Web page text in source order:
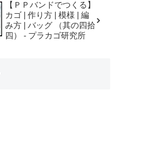
mesh bag/tutorial - そろ
そろはじめよう
☆crochet
【ＰＰバンドでつくる】
カゴ | 作り方 | 模様 | 編
み方 | バッグ （其の四拾
四） - プラカゴ研究所